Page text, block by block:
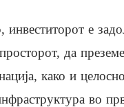
инвеститорот е
да
како и
во